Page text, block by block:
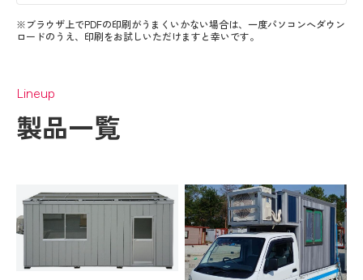
※ブラウザ上でPDFの印刷がうまくいかない場合は、一度パソコンへダウン
ロードのうえ、印刷をお試しいただけますと幸いです。
Lineup
製品一覧